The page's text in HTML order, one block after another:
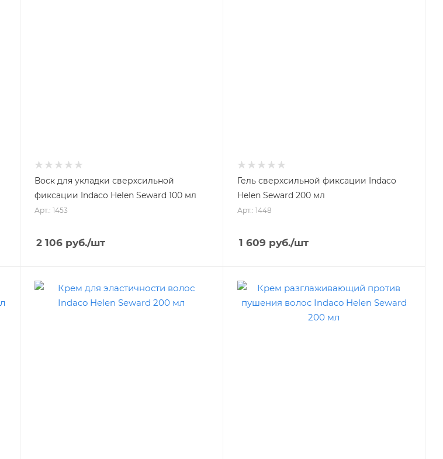
Воск для укладки сверхсильной
фиксации Indaco Helen Seward 100 мл
Арт.: 1453
2 106 руб./шт
Гель сверхсильной фиксации Indaco
Helen Seward 200 мл
Арт.: 1448
1 609 руб./шт